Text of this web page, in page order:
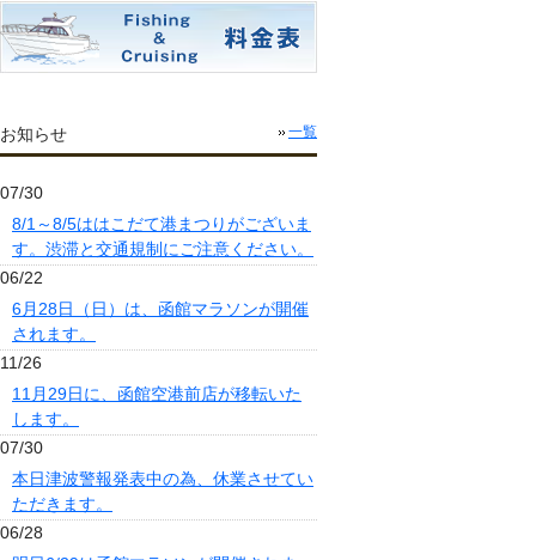
お知らせ 一覧
07/30
8/1～8/5ははこだて港まつりがございま
す。渋滞と交通規制にご注意ください。
06/22
6月28日（日）は、函館マラソンが開催
されます。
11/26
11月29日に、函館空港前店が移転いた
します。
07/30
本日津波警報発表中の為、休業させてい
ただきます。
06/28